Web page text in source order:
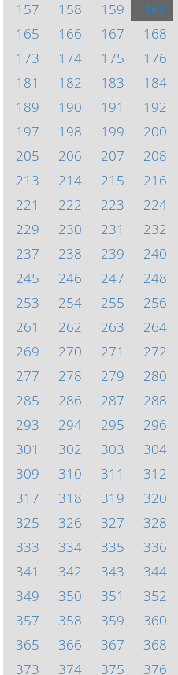
157
158 159 160
165
166 167 168
173
174 175 176
181
182 183 184
189
190 191 192
197
198 199 200
205
206 207 208
213
214 215 216
221
222 223 224
229
230 231 232
237
238 239 240
245
246 247 248
253
254 255 256
261
262 263 264
269
270 271 272
277
278 279 280
285
286 287 288
293
294 295 296
301
302 303 304
309
310 311 312
317
318 319 320
325
326 327 328
333
334 335 336
341
342 343 344
349
350 351 352
357
358 359 360
365
366 367 368
373
374 375 376